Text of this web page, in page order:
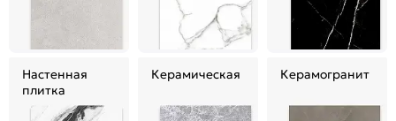
Настенная
плитка
Керамическая Керамогранит